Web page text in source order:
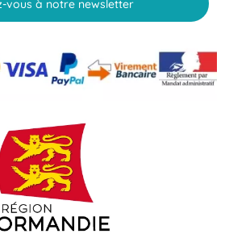
vous à notre newsletter